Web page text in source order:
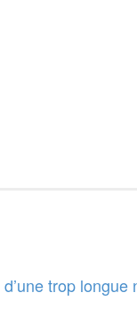
trop longue